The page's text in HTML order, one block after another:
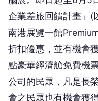
企業差旅回饋計畫」(
南港展覽一館
折扣優惠，並有機會
點豪華經濟艙免費機
公司的民眾，凡是長
會之民眾也有機會獲